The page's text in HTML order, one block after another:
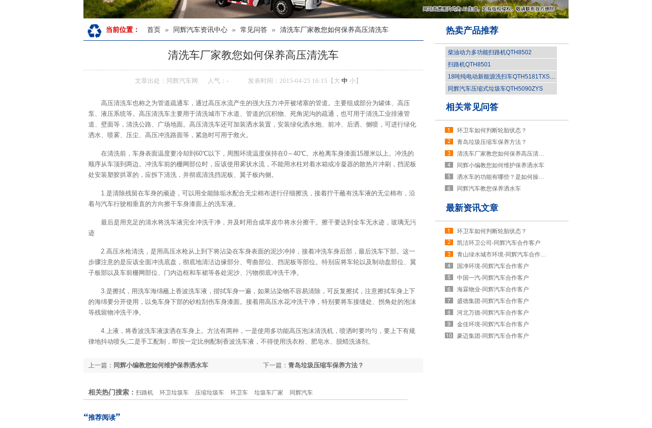
当前位置： 首页 » 同辉汽车资讯中心 » 常见问答 » 清洗车厂家教您如何保养高压清洗车
清洗车厂家教您如何保养高压清洗车
文章出处：同辉汽车网 人气： - 发表时间：2015-04-25 16:15【 大 中 小】
高压清洗车也称之为管道疏通车，通过高压水流产生的强大压力冲开被堵塞的管道。主要组成部分为罐体、高压
泵、液压系统等。高压清洗车主要用于清洗城市下水道、管道的沉积物、死角泥沟的疏通，也可用于清洗工业排液管
道、壁面等，清洗公路、广场地面。高压清洗车还可加装洒水装置，安装绿化洒水炮、前冲、后洒、侧喷，可进行绿化
洒水、喷雾、压尘、高压冲洗路面等，紧急时可用于救火。
在清洗前，车身表面温度要冷却到60℃以下，周围环境温度保持在0～40℃。水枪离车身漆面15厘米以上。冲洗的
顺序从车顶到两边。冲洗车前的栅网部位时，应该使用雾状水流，不能用水柱对着水箱或冷凝器的散热片冲刷，挡泥板
处安装塑胶拱罩的，应拆下清洗，并彻底清洗挡泥板、翼子板内侧。
1.是清除残留在车身的顽迹，可以用全能除垢水配合无尘棉布进行仔细擦洗，接着拧干蘸有洗车液的无尘棉布，沿
着与汽车行驶相垂直的方向擦干车身漆面上的洗车液。
最后是用充足的清水将洗车液完全冲洗干净，并及时用合成羊皮巾将水分擦干。擦干要达到全车无水迹，玻璃无污
迹
2.高压水枪清洗，是用高压水枪从上到下将沾染在车身表面的泥沙冲掉，接着冲洗车身后部，最后洗车下部。这一
步骤注意的是应该全面冲洗底盘，彻底地清洁边缘部分、弯曲部位、挡泥板等部位。特别应将车轮以及制动盘部位、翼
子板部以及车前栅网部位、门内边框和车裙等各处泥沙、污物彻底冲洗干净。
3.是擦拭，用洗车海绵蘸上香波洗车液，揩拭车身一遍，如果沾染物不容易清除，可反复擦拭，注意擦拭车身上下
的海绵要分开使用，以免车身下部的砂粒刮伤车身漆面。接着用高压水花冲洗干净，特别要将车接缝处、拐角处的泡沫
等残留物冲洗干净。
4.上液，将香波洗车液泼洒在车身上。方法有两种，一是使用多功能高压泡沫清洗机，喷洒时要均匀，要上下有规
律地抖动喷头;二是手工配制，即按一定比例配制香波洗车液，不得使用洗衣粉、肥皂水、脱蜡洗涤剂。
下一篇： 青岛垃圾压缩车保养方法？
上一篇： 同辉小编教您如何维护保养洒水车
相关热门搜索： 扫路机 环卫垃圾车 压缩垃圾车 环卫车 垃圾车厂家 同辉汽车
“推荐阅读”
热卖产品推荐
柴油动力多功能扫路机QTH8502
扫路机QTH8501
18吨纯电动新能源洗扫车QTH5181TXSBEV
同辉汽车压缩式垃圾车QTH5090ZYS
相关常见问答
环卫车如何判断轮胎状态？
青岛垃圾压缩车保养方法？
清洗车厂家教您如何保养高压清洗车
同辉小编教您如何维护保养洒水车
洒水车的功能有哪些？是如何操作的？
同辉汽车教您保养洒水车
最新资讯文章
环卫车如何判断轮胎状态？
凯洁环卫公司-同辉汽车合作客户
青山绿水城市环境-同辉汽车合作客户
国净环境-同辉汽车合作客户
中国一汽-同辉汽车合作客户
海霖物业-同辉汽车合作客户
盛德集团-同辉汽车合作客户
河北万德-同辉汽车合作客户
金佳环境-同辉汽车合作客户
豪迈集团-同辉汽车合作客户